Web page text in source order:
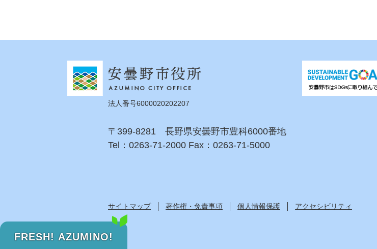
FRESH! AZUMINO!
法人番号6000020202207
〒399-8281 長野県安曇野市豊科6000番地
Tel：0263-71-2000 Fax：0263-71-5000
サイトマップ 著作権・免責事項 個人情報保護 アクセシビリティ